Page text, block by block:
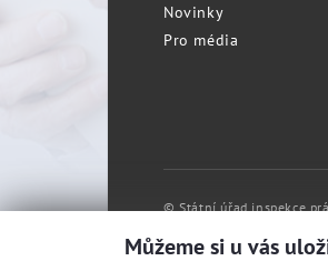
Novinky
Pro média
© Státní úřad inspekce
Můžeme si u vás